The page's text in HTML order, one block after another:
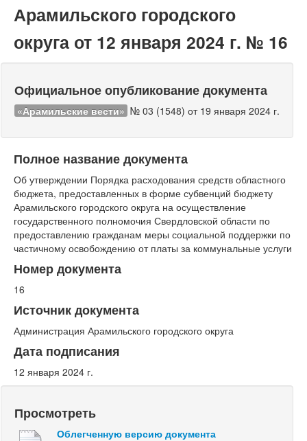
Арамильского городского
округа от 12 января 2024 г. № 16
Официальное опубликование документа
«Арамильские вести» № 03 (1548) от 19 января 2024 г.
Полное название документа
Об утверждении Порядка расходования средств областного
бюджета, предоставленных в форме субвенций бюджету
Арамильского городского округа на осуществление
государственного полномочия Свердловской области по
предоставлению гражданам меры социальной поддержки по
частичному освобождению от платы за коммунальные услуги
Номер документа
16
Источник документа
Администрация Арамильского городского округа
Дата подписания
12 января 2024 г.
Просмотреть
Облегченную версию документа